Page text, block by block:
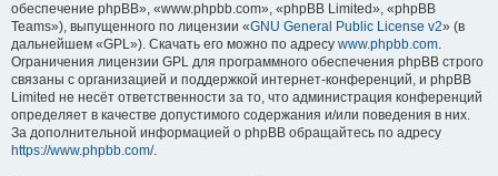
обеспечение phpBB», «www.phpbb.com», «phpBB Limited», «phpBB
Teams»), выпущенного по лицензии «GNU General Public License v2» (в
дальнейшем «GPL»). Скачать его можно по адресу www.phpbb.com.
Ограничения лицензии GPL для программного обеспечения phpBB строго
связаны с организацией и поддержкой интернет-конференций, и phpBB
Limited не несёт ответственности за то, что администрация конференций
определяет в качестве допустимого содержания и/или поведения в них.
За дополнительной информацией о phpBB обращайтесь по адресу
https://www.phpbb.com/.